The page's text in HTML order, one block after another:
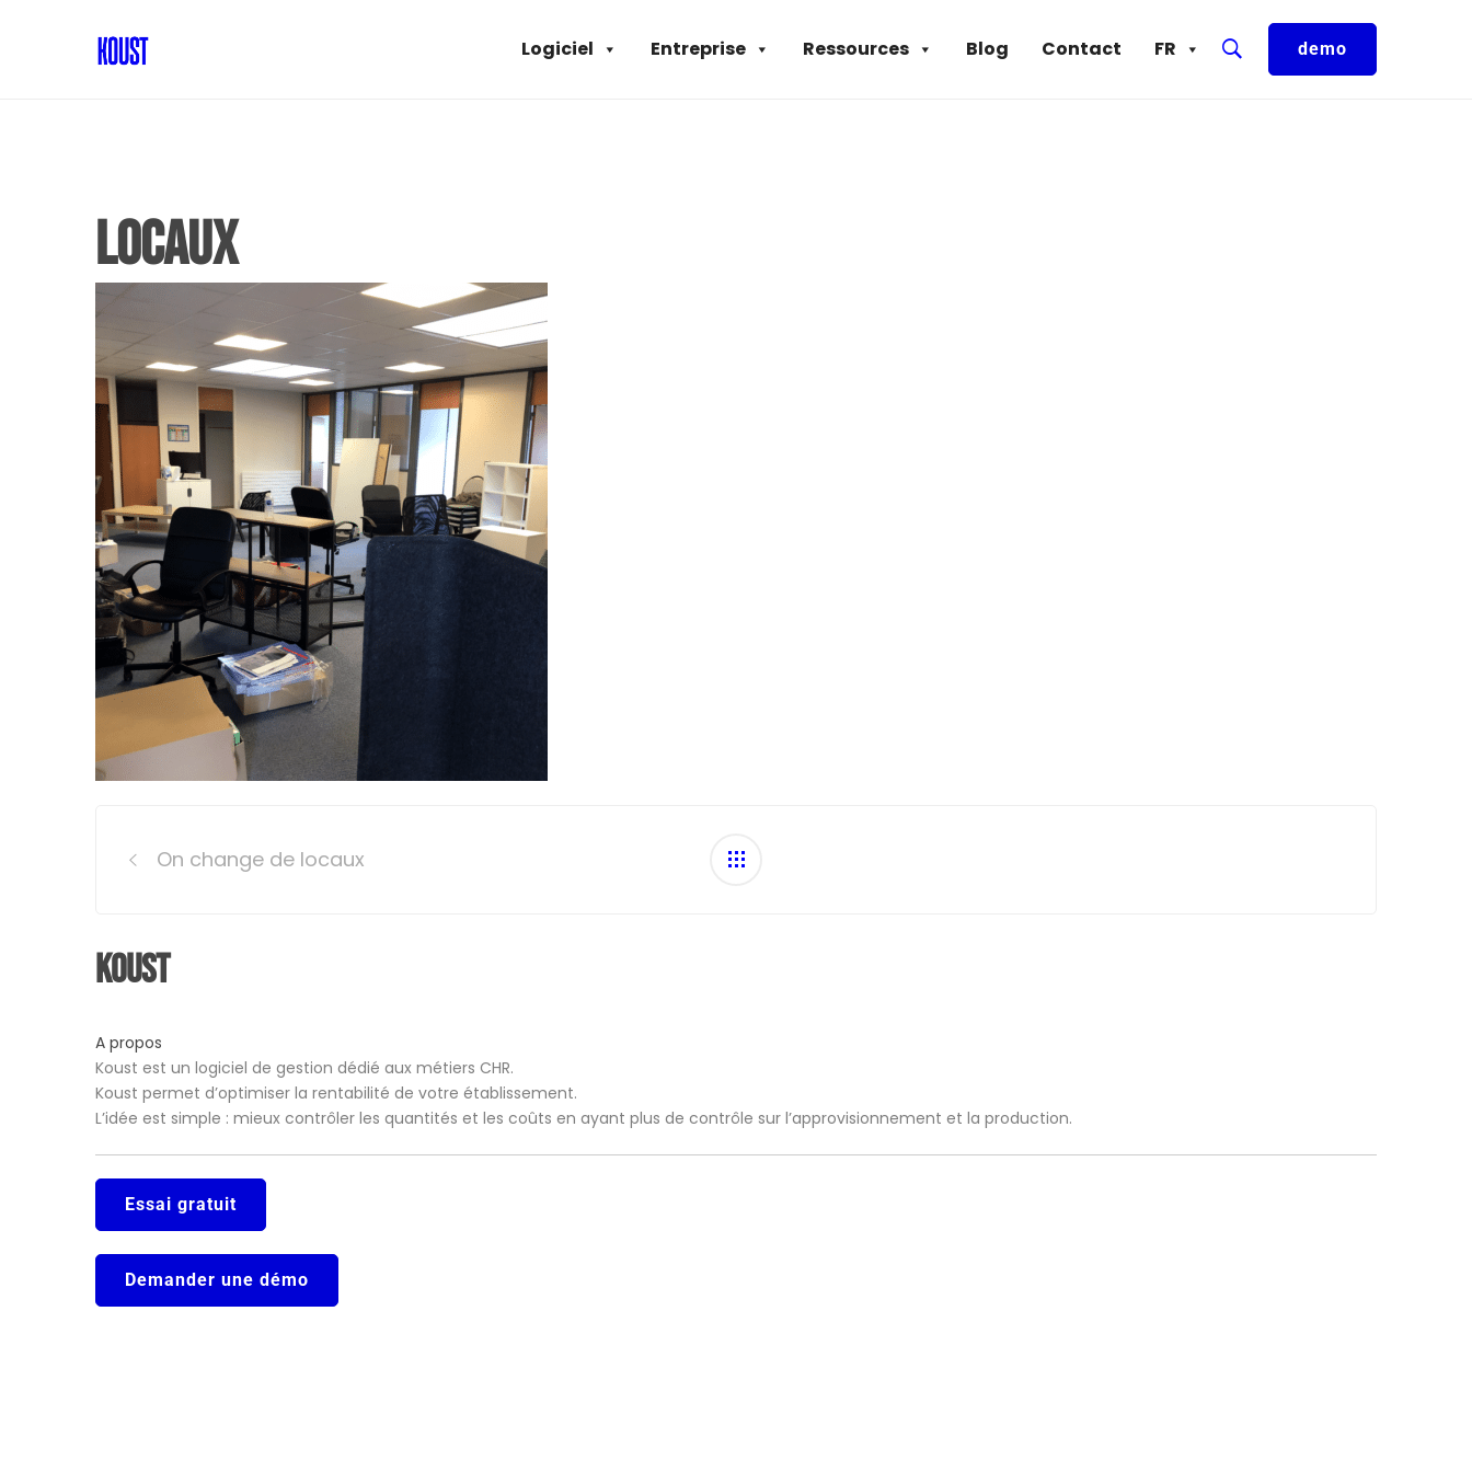
FR
Contact
Blog
Ressources
Entreprise
Logiciel demo
locaux
navigation
On change de locaux
Koust
A propos
Koust est un logiciel de gestion dédié aux métiers CHR.
Koust permet d’optimiser la rentabilité de votre établissement.
L’idée est simple : mieux contrôler les quantités et les coûts en ayant plus de contrôle sur l’approvisionnement et la production.
Essai gratuit
Demander une démo